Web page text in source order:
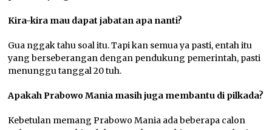
Kira-kira mau dapat jabatan apa nanti?
Gua nggak tahu soal itu. Tapi kan semua ya pasti, entah itu
yang berseberangan dengan pendukung pemerintah, pasti
menunggu tanggal 20 tuh.
Apakah Prabowo Mania masih juga membantu di pilkada?
Kebetulan memang Prabowo Mania ada beberapa calon